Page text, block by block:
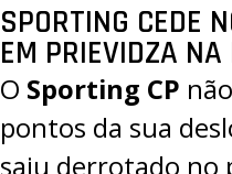
SPORTING CEDE
EM PRIEVIDZA NA
O Sporting CP
pontos da sua
saiu derrotado no